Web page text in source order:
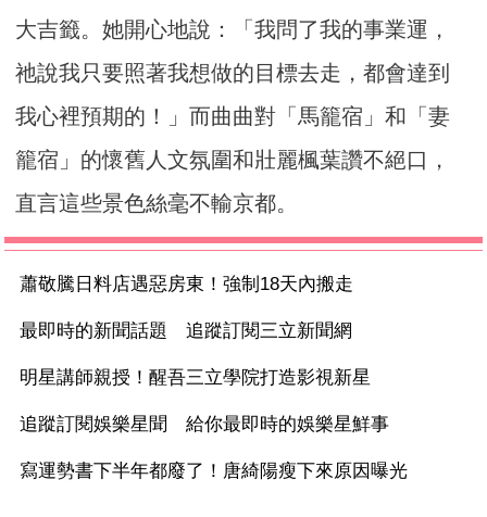
大吉籤。她開心地說：「我問了我的事業運，
祂說我只要照著我想做的目標去走，都會達到
我心裡預期的！」而曲曲對「馬籠宿」和「妻
籠宿」的懷舊人文氛圍和壯麗楓葉讚不絕口，
直言這些景色絲毫不輸京都。
蕭敬騰日料店遇惡房東！強制18天內搬走
最即時的新聞話題 追蹤訂閱三立新聞網
明星講師親授！醒吾三立學院打造影視新星
追蹤訂閱娛樂星聞 給你最即時的娛樂星鮮事
寫運勢書下半年都廢了！唐綺陽瘦下來原因曝光